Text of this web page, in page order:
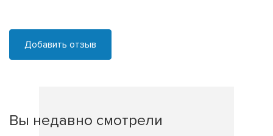
Добавить отзыв
Вы недавно смотрели